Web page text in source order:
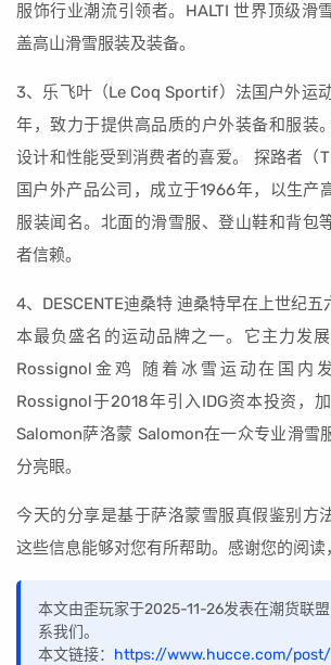
服饰行业潮流引领者。HALTI 世界顶级滑
盖高山滑雪服装及装备。
3、乐飞叶（Le Coq Sportif）法国户外运
年，致力于提供高品质的户外装备和服装
设计和性能受到消费者的喜爱。 探路者（
国户外产品公司，成立于1966年，以生产
服装闻名。北面的滑雪服、登山鞋和背包
者信赖。
4、DESCENTE迪桑特 迪桑特早在上世纪五
本最负盛名的运动品牌之一。它主力发展
Rossignol金鸡 随着冰雪运动在国内
Rossignol于2018年引入IDG资本投资，
Salomon萨洛蒙 Salomon在一众专业滑雪
分亮眼。
今天的分享是基于萨洛蒙雪服真假鉴别方
这些信息能够对您有所帮助。感谢您的阅读
本文由歪玩家于2025-11-26发表在潮货联
系我们。
本文链接： https://www.hucce.com/